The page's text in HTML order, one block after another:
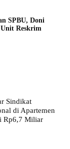
SPBU, Doni
Reskrim
Sindikat
di Apartemen
Rp6,7 Miliar